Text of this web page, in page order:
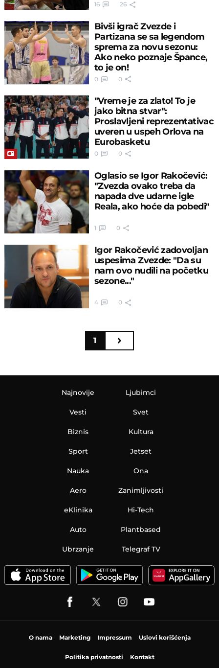
16 26
Bivši igrač Zvezde i
Partizana se sa legendom
sprema za novu sezonu:
Ako neko poznaje Špance,
to je on!
0 0
"Vreme je za zlato! To je
jako bitna stvar":
Proslavljeni reprezentativac
uveren u uspeh Orlova na
Eurobasketu
0 0
Oglasio se Igor Rakočević:
"Zvezda ovako treba da
napada dve udarne igle
Reala, ako hoće da pobedi"
1 0
Igor Rakočević zadovoljan
uspesima Zvezde: "Da su
nam ovo nudili na početku
sezone..."
4 0
1
Najnovije
Vesti
Biznis
Sport
Nauka
Aero
Ljubimci
Svet
Kultura
Jetset
Ona
Zanimljivosti
eKlinika Hi-Tech
Auto Plantbased
Ubrzanje Telegraf TV
O nama Marketing Impressum Uslovi korišćenja
Politika privatnosti Kontakt